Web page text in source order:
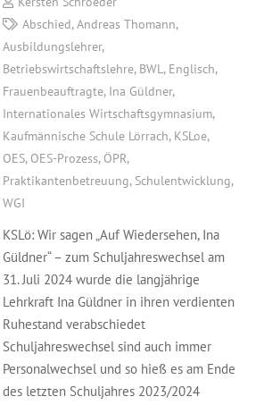
Abschied, Andreas Thomann,
Ausbildungslehrer,
Betriebswirtschaftslehre, BWL , Englisch,
Frauenbeauftragte, Ina Güldner,
Internationales Wirtschaftsgymnasium,
Kaufmännische Schule Lörrach, KSLoe,
OES, OES-Prozess, ÖPR,
Praktikantenbetreuung, Schulentwicklung,
WGI
KSLö: Wir sagen „Auf Wiedersehen, Ina
Güldner“ – zum Schuljahreswechsel am
31. Juli 2024 wurde die langjährige
Lehrkraft Ina Güldner in ihren verdienten
Ruhestand verabschiedet
Schuljahreswechsel sind auch immer
Personalwechsel und so hieß es am Ende
des letzten Schuljahres 2023/2024